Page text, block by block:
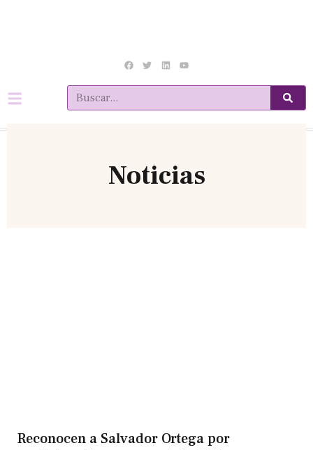
Noticias
Reconocen a Salvador Ortega por